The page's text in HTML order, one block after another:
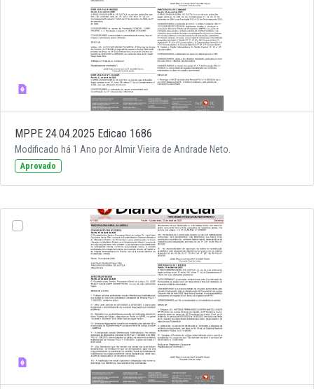
MPPE 24.04.2025 Edicao 1686
Modificado há 1 Ano por Almir Vieira de Andrade Neto.
Aprovado